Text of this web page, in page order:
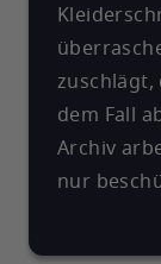
dem Fall
Archiv
nur